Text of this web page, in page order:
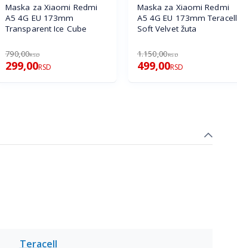
Maska za Xiaomi Redmi
A5 4G EU 173mm
Transparent Ice Cube
790,00RSD
299,00RSD
Maska za Xiaomi Redmi
A5 4G EU 173mm Teracell
Soft Velvet žuta
1.150,00RSD
499,00RSD
Teracell